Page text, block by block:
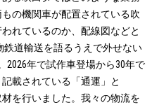
の機関車が配置されている吹
れているのか、配線図などと
道輸送を語るうえで外せない
2026年で試作車登場から30年で
載されている「通運」と
を行いました。我々の物流を